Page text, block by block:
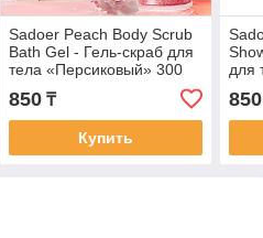
Sadoer Peach Body Scrub
Bath Gel - Гель-скраб для
тела «Персиковый» 300
850₸
Купить
для
850